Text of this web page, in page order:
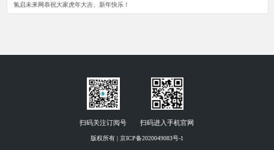
氢启未来网恭祝大家虎年大吉、新年快乐！
扫码关注订阅号 扫码进入手机官网
版权所有 | 京ICP备2020049083号-1